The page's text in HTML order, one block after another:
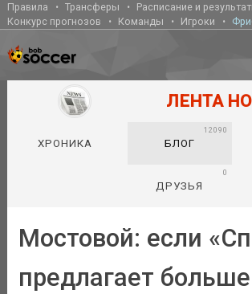
Правила Трансферы
Расписание и
Конкурс прогнозов
Команды Игроки
ЛЕНТА
ХРОНИКА БЛОГ
12090
ДРУЗЬЯ
0
Мостовой: если
предлагает